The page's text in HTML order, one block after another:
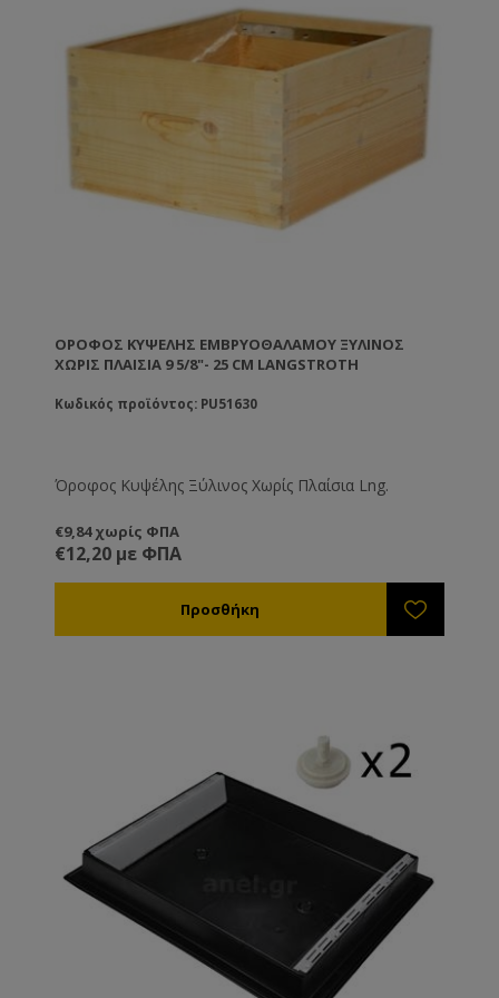
σε διάλυμα καυστικής ποτάσας 5% σε θερμοκρασία
80ºC.
ΌΡΟΦΟΣ ΚΥΨΈΛΗΣ ΕΜΒΡΥΟΘΑΛΆΜΟΥ ΞΎΛΙΝΟΣ
ΧΩΡΊΣ ΠΛΑΊΣΙΑ 9 5/8"- 25 CM LANGSTROTH
Κωδικός προϊόντος: PU51630
Όροφος Κυψέλης Ξύλινος Χωρίς Πλαίσια Lng.
€9,84 χωρίς ΦΠΑ
€12,20 με ΦΠΑ